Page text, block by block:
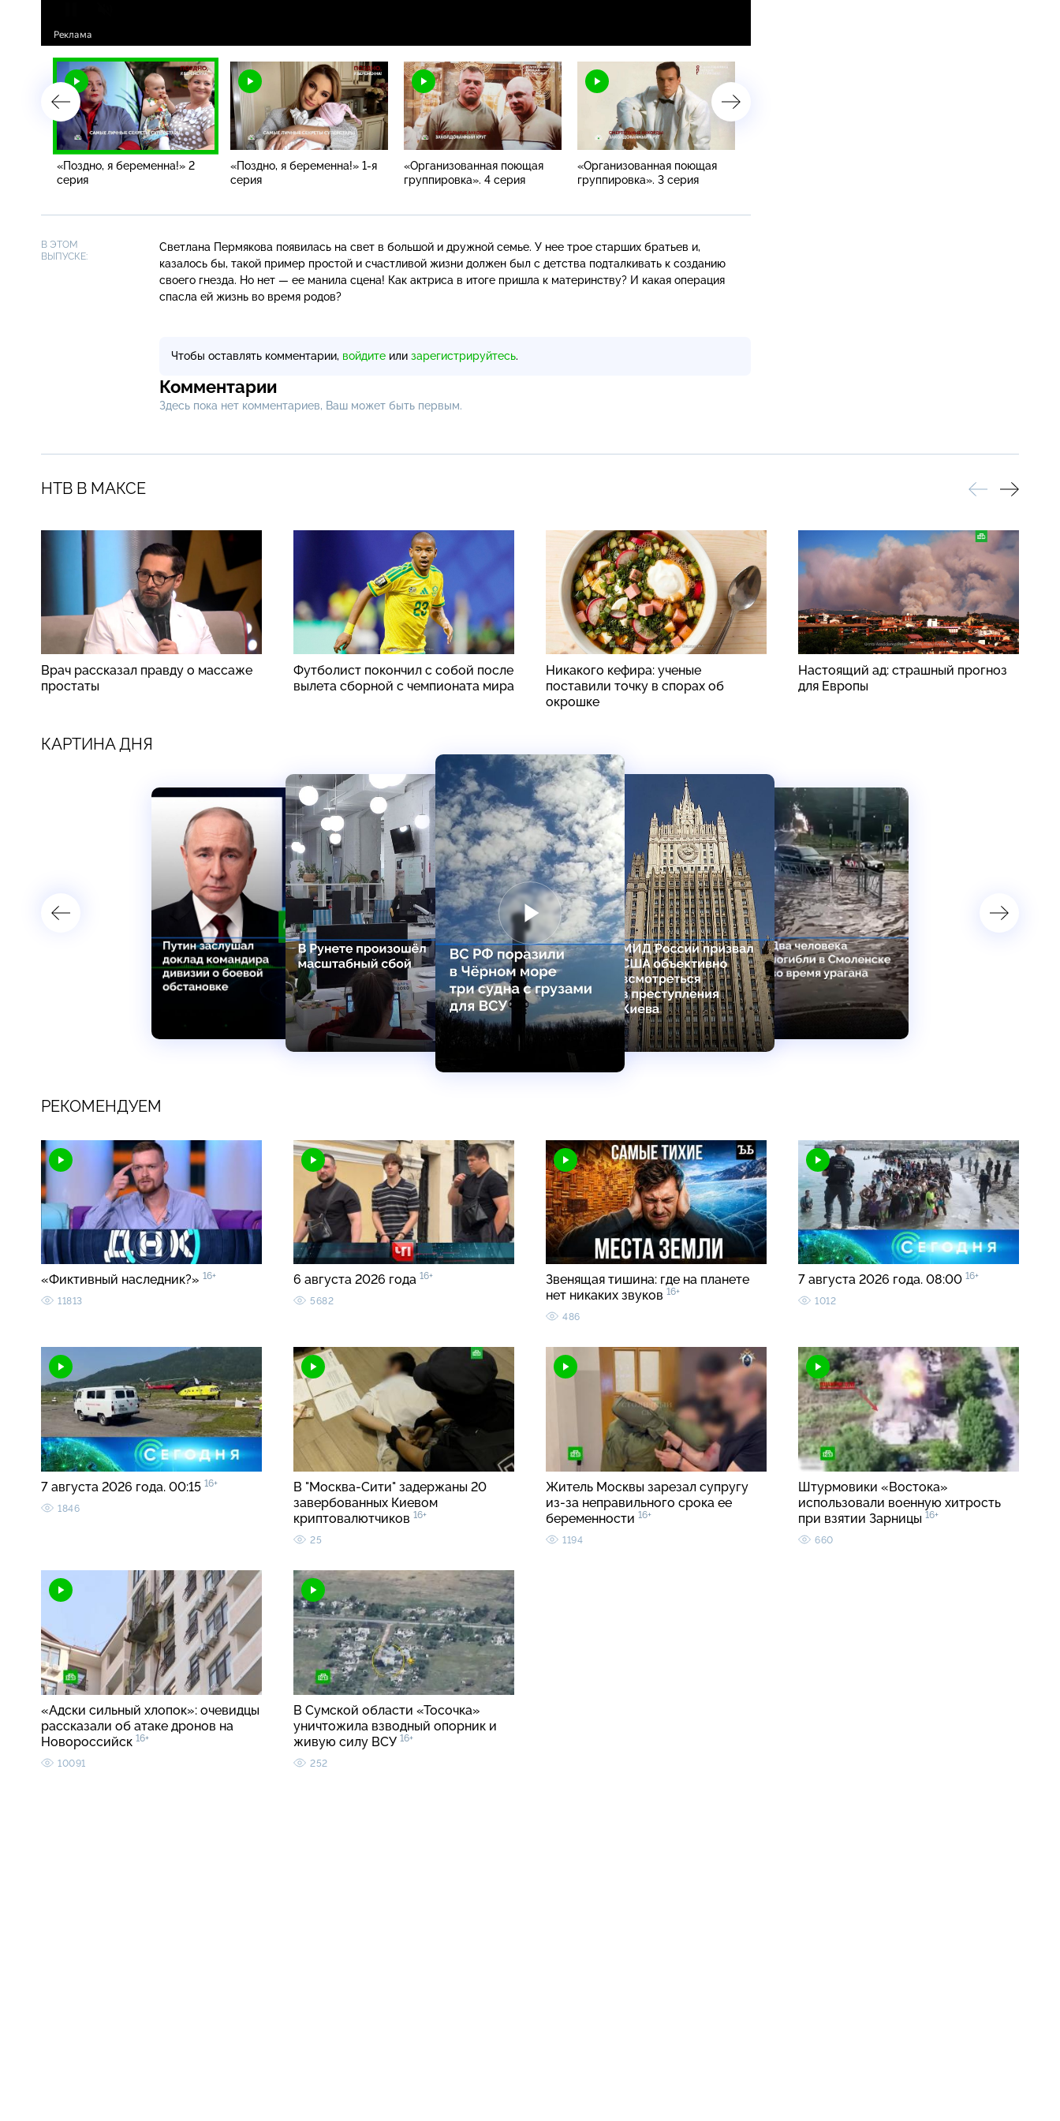
«Поздно, я беременна!» 2
серия
«Поздно, я беременна!» 1-я
серия
«Организованная поющая
группировка». 4 серия
«Организованная поющая
группировка». 3 серия
В ЭТОМ
ВЫПУСКЕ:
Светлана Пермякова появилась на свет в большой и дружной семье. У нее трое старших братьев и,
казалось бы, такой пример простой и счастливой жизни должен был с детства подталкивать к созданию
своего гнезда. Но нет — ее манила сцена! Как актриса в итоге пришла к материнству? И какая операция
спасла ей жизнь во время родов?
Чтобы оставлять комментарии, войдите или зарегистрируйтесь.
Комментарии
Здесь пока нет комментариев, Ваш может быть первым.
НТВ В МАКСЕ
Врач рассказал правду о массаже
простаты
Футболист покончил с собой после
вылета сборной с чемпионата мира
Никакого кефира: ученые
поставили точку в спорах об
окрошке
Настоящий ад: страшный прогноз
для Европы
КАРТИНА ДНЯ
РЕКОМЕНДУЕМ
«Фиктивный наследник?» 16+
11813
6 августа 2026 года 16+
5682
Звенящая тишина: где на планете
нет никаких звуков 16+
486
7 августа 2026 года. 08:00 16+
1012
7 августа 2026 года. 00:15 16+
1846
В "Москва-Сити" задержаны 20
завербованных Киевом
криптовалютчиков 16+
25
Житель Москвы зарезал супругу
из-за неправильного срока ее
беременности 16+
1194
Штурмовики «Востока»
использовали военную хитрость
при взятии Зарницы 16+
660
«Адски сильный хлопок»: очевидцы
рассказали об атаке дронов на
Новороссийск 16+
10091
В Сумской области «Тосочка»
уничтожила взводный опорник и
живую силу ВСУ 16+
252